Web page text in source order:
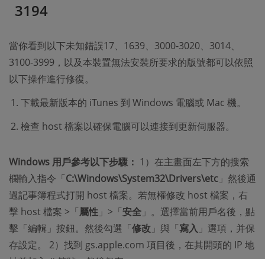
3194
當你看到以下未知錯誤17、1639、3000-3020、3014、
3100-3999，以及本裝置無法安裝所要求的版號都可以依照
以下操作進行修復。
下載最新版本的 iTunes 到 Windows 電腦或 Mac 機。
檢查 host 檔案以確保電腦可以連接到更新伺服器。
Windows 用戶參考以下步驟： 1）在主畫面左下方的搜索
欄輸入指令「C:\Windows\System32\Drivers\etc 」然後通
過記事簿程式打開 host 檔案。若無權修改 host 檔案，右
擊 host 檔案 >「屬性 」>「安全 」。選擇當前用戶名後，點
擊「編輯」按鈕。然後勾選「修改 」與「寫入 」選項，并保
存設定。 2）找到 gs.apple.com 項目後，在其開頭的 IP 地